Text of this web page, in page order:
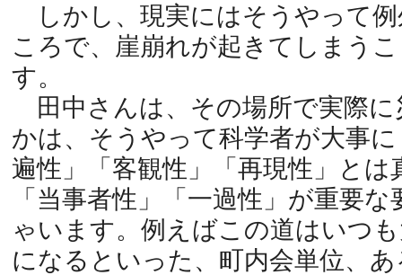
しかし、現実にはそうやって
ころで、崖崩れが起きてしまう
す。
田中さんは、その場所で実際に
かは、そうやって科学者が大事
遍性」「客観性」「再現性」とは
「当事者性」「一過性」が重要
ゃいます。例えばこの道はいつ
になるといった、町内会単位、